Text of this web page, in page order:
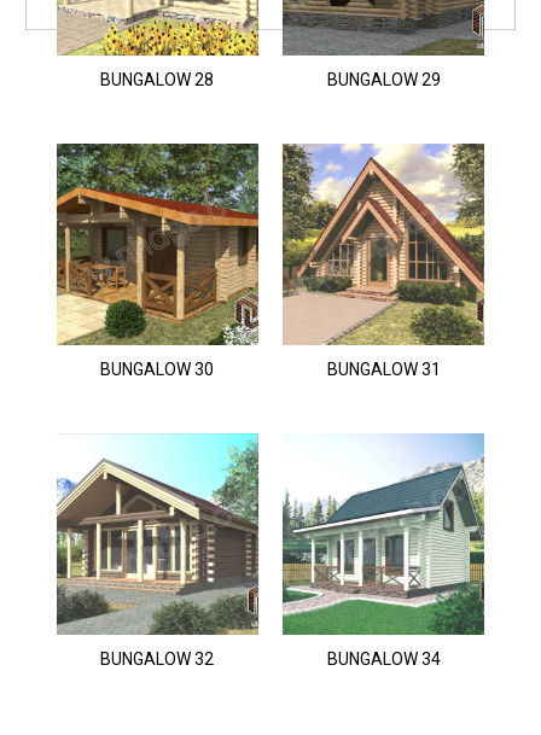
BUNGALOW 28 BUNGALOW 29
BUNGALOW 30 BUNGALOW 31
BUNGALOW 32 BUNGALOW 34